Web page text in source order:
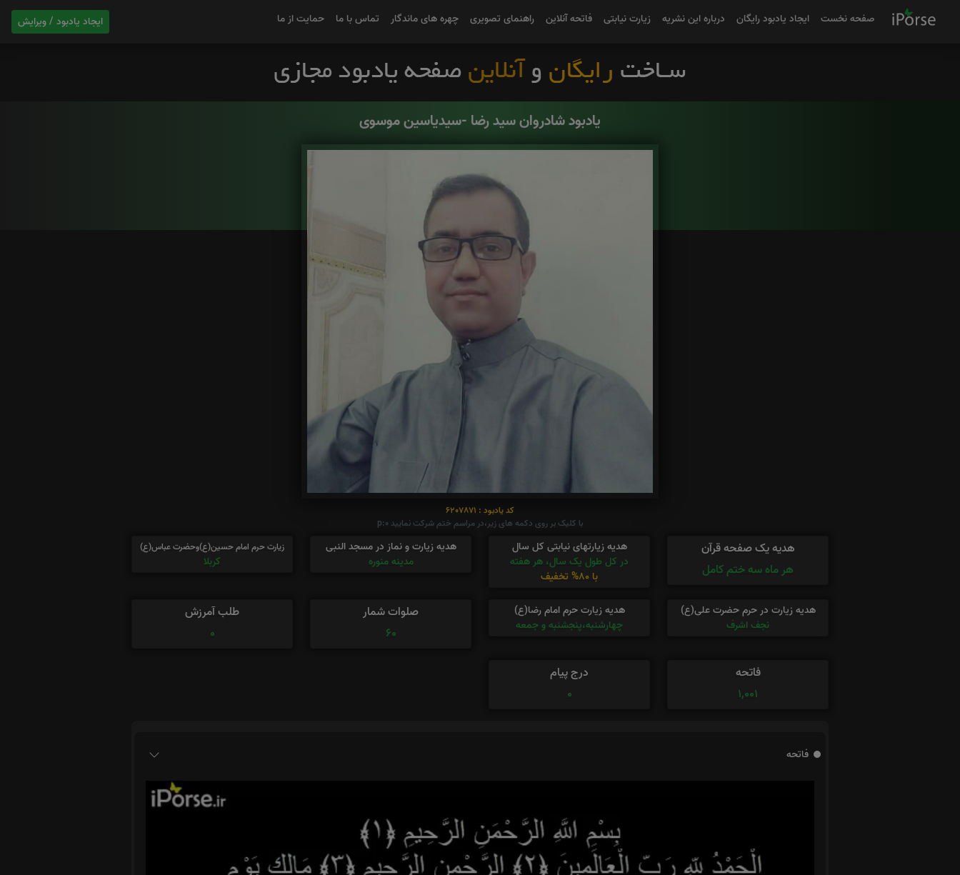
ایجاد یادبود / ویرایش صفحه نخست ایجاد یادبود رایگان درباره این نشریه زیارت نیابتی فاتحه آنلاین راهنمای تصویری چهره های ماندگار تماس با ما حمایت از ما
یادبود شادروان سید رضا -سیدیاسین موسوی
کد یادبود : 6207871
با کلیک بر روی دکمه های زیر،در مراسم ختم شرکت نمایید p:0
هدیه یک صفحه قرآن
هر ماه سه ختم کامل
هدیه زیارتهای نیابتی کل سال
در کل طول یک سال، هر هفته
با 80% تخفیف
هدیه زیارت و نماز در مسجد النبی
مدینه منوره
زیارت حرم امام حسین(ع)وحضرت عباس(ع)
کربلا
هدیه زیارت در حرم حضرت علی(ع)
نجف اشرف
هدیه زیارت حرم امام رضا(ع)
چهارشنبه،پنجشنبه و جمعه
صلوات شمار
60
طلب آمرزش
0
فاتحه
1,001
درج پیام
0
فاتحه